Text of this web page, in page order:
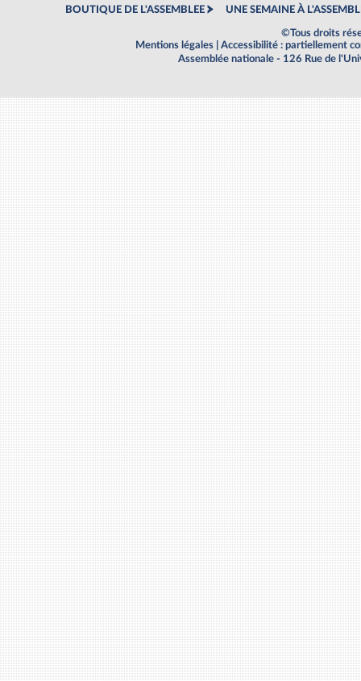
BOUTIQUE DE L'ASSEMBLEE UNE SEMAINE À
©Tous droits
Mentions légales
Accessibilité : partiellement
Assemblée nationale - 126 Rue de